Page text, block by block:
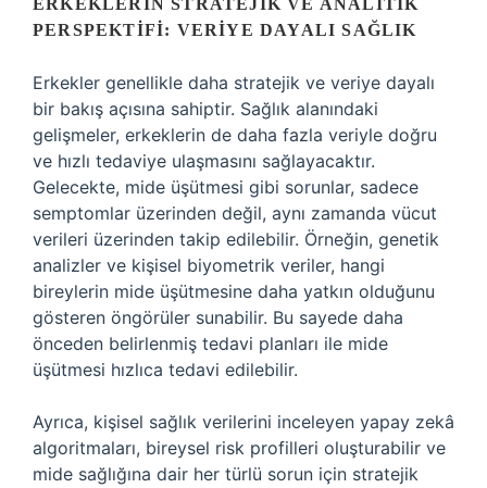
ERKEKLERIN STRATEJIK VE ANALITIK
PERSPEKTIFI: VERIYE DAYALI SAĞLIK
Erkekler genellikle daha stratejik ve veriye dayalı
bir bakış açısına sahiptir. Sağlık alanındaki
gelişmeler, erkeklerin de daha fazla veriyle doğru
ve hızlı tedaviye ulaşmasını sağlayacaktır.
Gelecekte, mide üşütmesi gibi sorunlar, sadece
semptomlar üzerinden değil, aynı zamanda vücut
verileri üzerinden takip edilebilir. Örneğin, genetik
analizler ve kişisel biyometrik veriler, hangi
bireylerin mide üşütmesine daha yatkın olduğunu
gösteren öngörüler sunabilir. Bu sayede daha
önceden belirlenmiş tedavi planları ile mide
üşütmesi hızlıca tedavi edilebilir.
Ayrıca, kişisel sağlık verilerini inceleyen yapay zekâ
algoritmaları, bireysel risk profilleri oluşturabilir ve
mide sağlığına dair her türlü sorun için stratejik